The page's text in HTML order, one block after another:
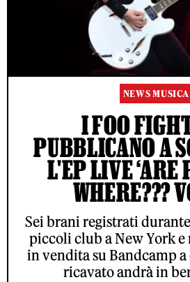
NEWS MUSICA
I FOO
PUBBLICANO A
L'EP LIVE ‘ARE
WHERE???
Sei brani registrati
piccoli club a New York e
in vendita su Bandcamp
ricavato andrà in